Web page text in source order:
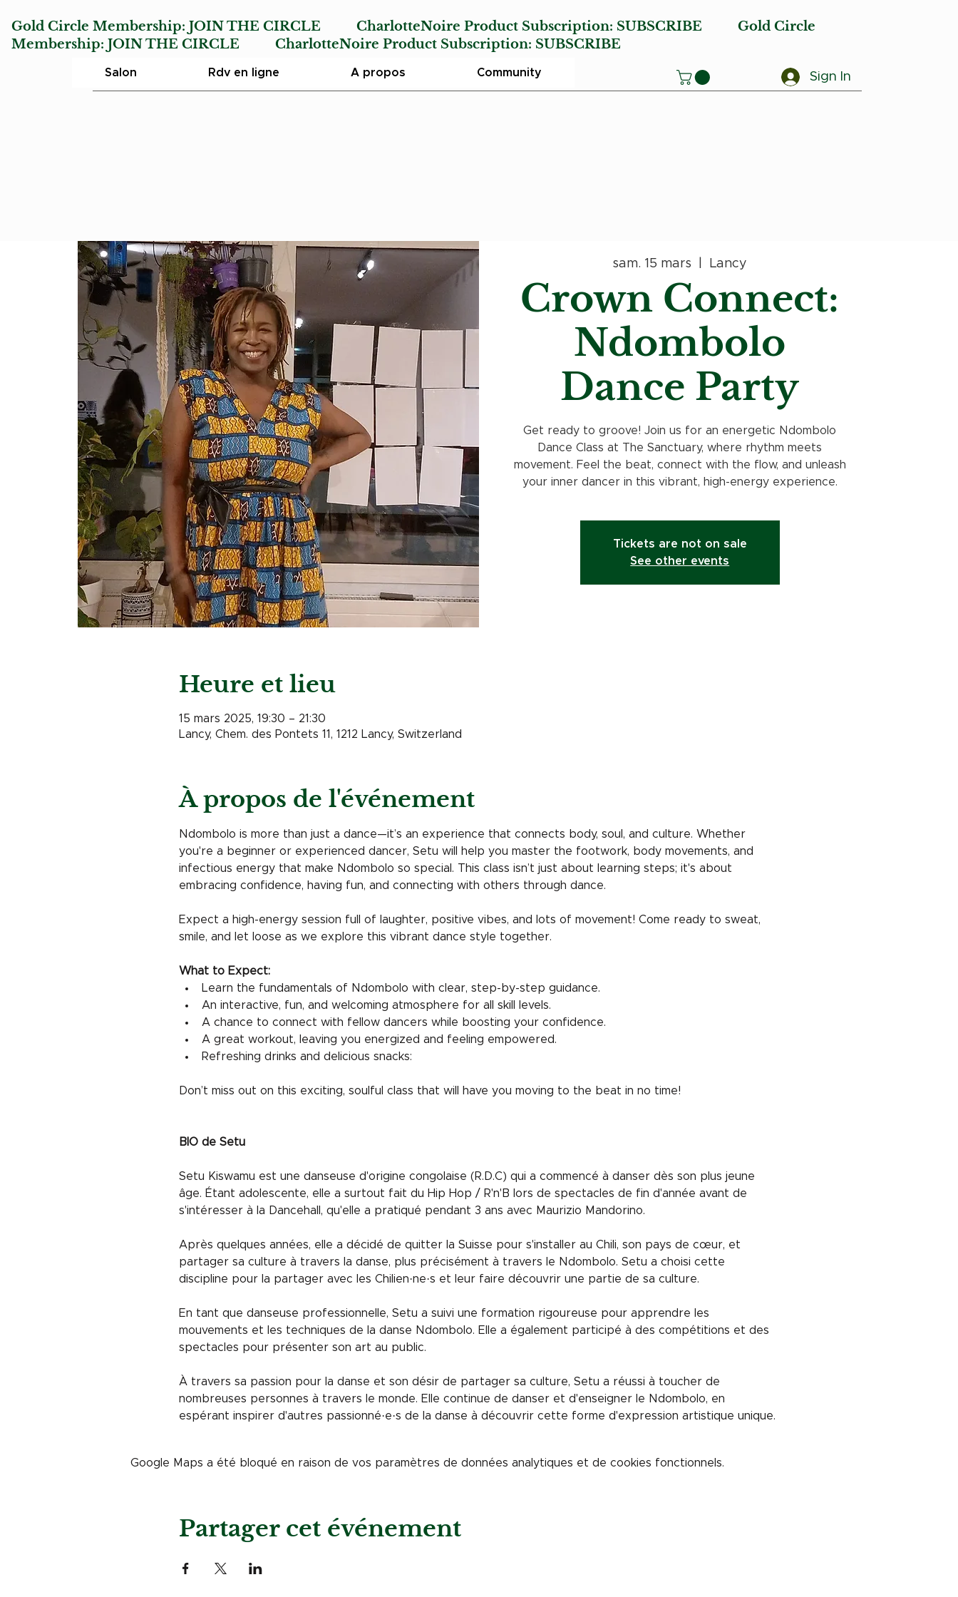
Gold Circle Membership: JOIN THE CIRCLE CharlotteNoire Product Subscription: SUBSCRIBE
Gold Circle
Membership: JOIN THE CIRCLE CharlotteNoire Product Subscription: SUBSCRIBE
Salon Rdv en ligne A propos Community Sign In
sam. 15 mars Lancy
Crown Connect:
Ndombolo
Dance Party
Get ready to groove! Join us for an energetic Ndombolo
Dance Class at The Sanctuary, where rhythm meets
movement. Feel the beat, connect with the flow, and unleash
your inner dancer in this vibrant, high-energy experience.
Tickets are not on sale
See other events
Heure et lieu
15 mars 2025, 19:30 – 21:30
Lancy, Chem. des Pontets 11, 1212 Lancy, Switzerland
À propos de l'événement
Ndombolo is more than just a dance—it’s an experience that connects body, soul, and culture. Whether
you're a beginner or experienced dancer, Setu will help you master the footwork, body movements, and
infectious energy that make Ndombolo so special. This class isn’t just about learning steps; it's about
embracing confidence, having fun, and connecting with others through dance.
Expect a high-energy session full of laughter, positive vibes, and lots of movement! Come ready to sweat,
smile, and let loose as we explore this vibrant dance style together.
What to Expect:
Learn the fundamentals of Ndombolo with clear, step-by-step guidance.
An interactive, fun, and welcoming atmosphere for all skill levels.
A chance to connect with fellow dancers while boosting your confidence.
A great workout, leaving you energized and feeling empowered.
Refreshing drinks and delicious snacks:
Don’t miss out on this exciting, soulful class that will have you moving to the beat in no time!
BIO de Setu
Setu Kiswamu est une danseuse d'origine congolaise (R.D.C) qui a commencé à danser dès son plus jeune
âge. Étant adolescente, elle a surtout fait du Hip Hop / R'n'B lors de spectacles de fin d'année avant de
s'intéresser à la Dancehall, qu'elle a pratiqué pendant 3 ans avec Maurizio Mandorino.
Après quelques années, elle a décidé de quitter la Suisse pour s'installer au Chili, son pays de cœur, et
partager sa culture à travers la danse, plus précisément à travers le Ndombolo. Setu a choisi cette
discipline pour la partager avec les Chilien·ne·s et leur faire découvrir une partie de sa culture.
En tant que danseuse professionnelle, Setu a suivi une formation rigoureuse pour apprendre les
mouvements et les techniques de la danse Ndombolo. Elle a également participé à des compétitions et des
spectacles pour présenter son art au public.
À travers sa passion pour la danse et son désir de partager sa culture, Setu a réussi à toucher de
nombreuses personnes à travers le monde. Elle continue de danser et d'enseigner le Ndombolo, en
espérant inspirer d'autres passionné·e·s de la danse à découvrir cette forme d'expression artistique unique.
Google Maps a été bloqué en raison de vos paramètres de données analytiques et de cookies fonctionnels.
Partager cet événement